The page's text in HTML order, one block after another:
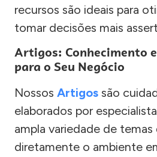
recursos são ideais para
tomar decisões mais
Artigos: Conhecimento
para o Seu Negócio
Nossos Artigos são
elaborados por
ampla variedade de
diretamente o ambiente